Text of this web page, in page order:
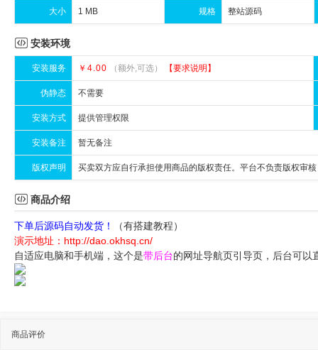
大小 1 MB 规格 整站源码
 安装环境
安装服务 ￥4.00 （额外,可选） 【要求说明】
伪静态 不需要
安装方式 提供管理权限
安装备注 暂无备注
版权声明 买卖双方应自行承担使用商品的版权责任。平台不负责版权审
 商品介绍
下单后源码自动发货！
（有搭建教程）
演示地址：http://dao.okhsq.cn/
自适应电脑和手机端，这个是带后台的网址导航页引导页，后台可以
商品评价